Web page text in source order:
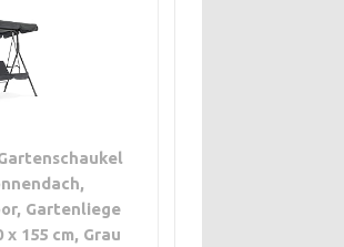
Gartenliege
155 cm, Grau